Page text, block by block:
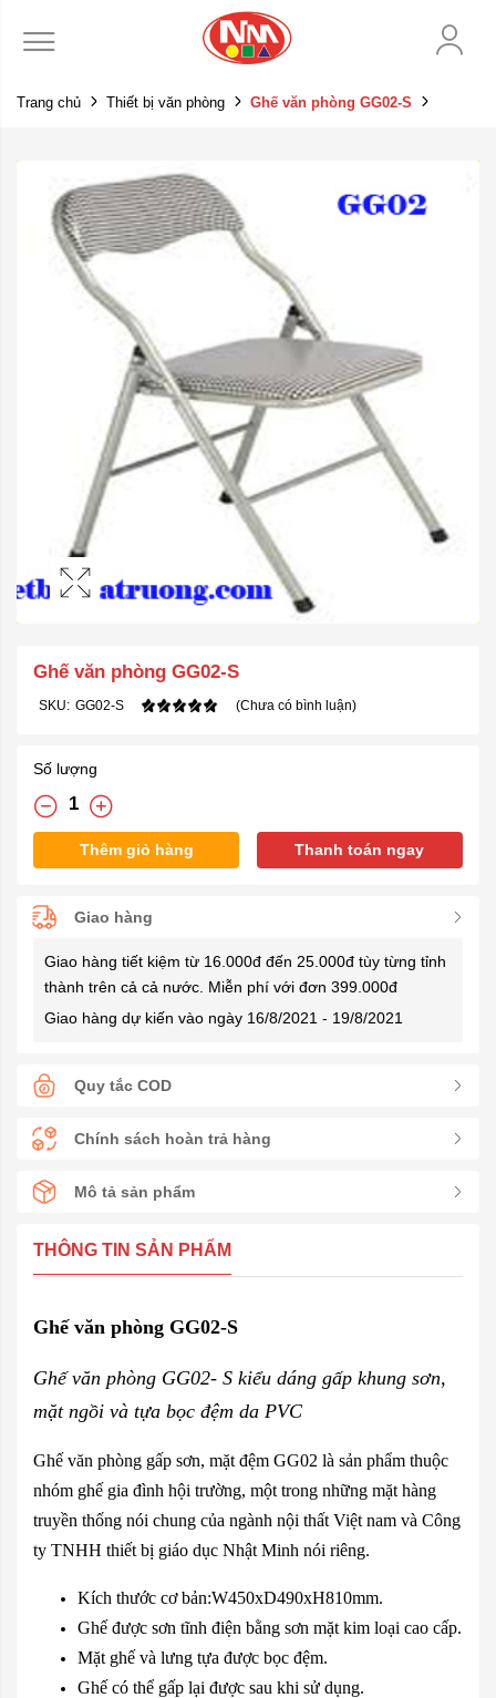
Trang chủ Thiết bị văn phòng Ghế văn phòng GG02-S
Ghế văn phòng GG02-S
SKU: GG02-S (Chưa có bình luận)
Số lượng
Thêm giỏ hàng Thanh toán ngay
Giao hàng
Giao hàng tiết kiệm từ 16.000đ đến 25.000đ tùy từng tỉnh
thành trên cả cả nước. Miễn phí với đơn 399.000đ
Giao hàng dự kiến vào ngày 16/8/2021 - 19/8/2021
Quy tắc COD
Chính sách hoàn trả hàng
Mô tả sản phẩm
THÔNG TIN SẢN PHẨM
Ghế văn phòng GG02-S
Ghế văn phòng GG02- S kiểu dáng gấp khung sơn,
mặt ngồi và tựa bọc đệm da PVC
Ghế văn phòng gấp sơn, mặt đệm GG02 là sản phẩm thuộc
nhóm ghế gia đình hội trường, một trong những mặt hàng
truyền thống nói chung của ngành nội thất Việt nam và Công
ty TNHH thiết bị giáo dục Nhật Minh nói riêng.
Kích thước cơ bản:W450xD490xH810mm.
Ghế được sơn tĩnh điện bằng sơn mặt kim loại cao cấp.
Mặt ghế và lưng tựa được bọc đệm.
Ghế có thể gấp lại được sau khi sử dụng.